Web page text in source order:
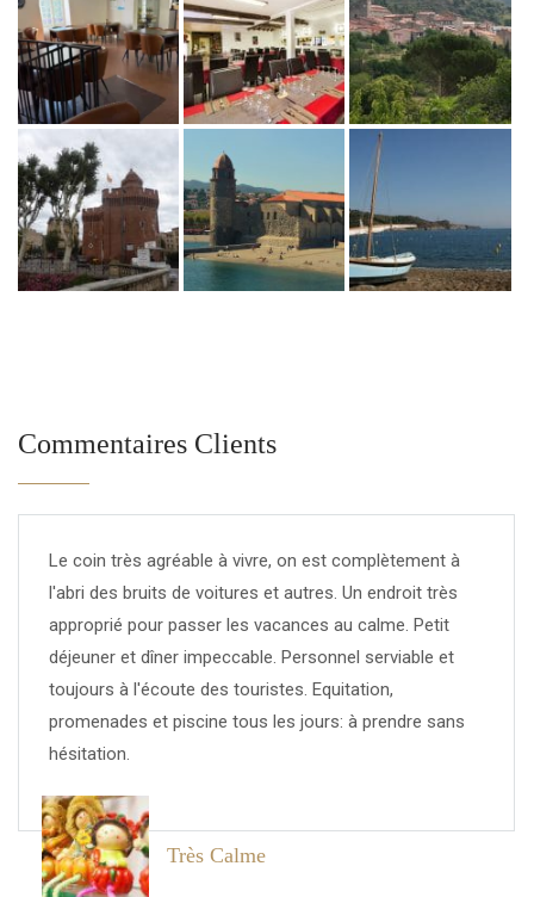
Commentaires Clients
Le coin très agréable à vivre, on est complètement à
l'abri des bruits de voitures et autres. Un endroit très
approprié pour passer les vacances au calme. Petit
déjeuner et dîner impeccable. Personnel serviable et
toujours à l'écoute des touristes. Equitation,
promenades et piscine tous les jours: à prendre sans
hésitation.
Très Calme